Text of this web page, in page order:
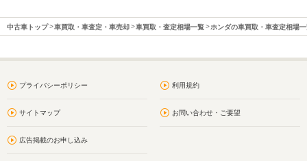
中古車トップ 車買取・車査定・車売却 車買取・査定相場一覧 ホンダの車買取・車査定相場
プライバシーポリシー 利用規約
サイトマップ お問い合わせ・ご要望
広告掲載のお申し込み